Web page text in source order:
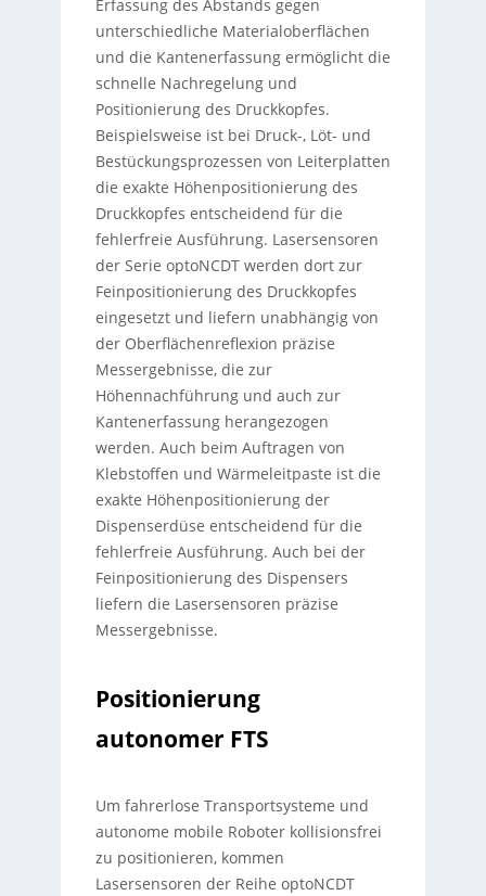
Erfassung des Abstands gegen
unterschiedliche Materialoberflächen
und die Kantenerfassung ermöglicht die
schnelle Nachregelung und
Positionierung des Druckkopfes.
Beispielsweise ist bei Druck-, Löt- und
Bestückungsprozessen von Leiterplatten
die exakte Höhenpositionierung des
Druckkopfes entscheidend für die
fehlerfreie Ausführung. Lasersensoren
der Serie optoNCDT werden dort zur
Feinpositionierung des Druckkopfes
eingesetzt und liefern unabhängig von
der Oberflächenreflexion präzise
Messergebnisse, die zur
Höhennachführung und auch zur
Kantenerfassung herangezogen
werden. Auch beim Auftragen von
Klebstoffen und Wärmeleitpaste ist die
exakte Höhenpositionierung der
Dispenserdüse entscheidend für die
fehlerfreie Ausführung. Auch bei der
Feinpositionierung des Dispensers
liefern die Lasersensoren präzise
Messergebnisse.
Positionierung
autonomer FTS
Um fahrerlose Transportsysteme und
autonome mobile Roboter kollisionsfrei
zu positionieren, kommen
Lasersensoren der Reihe optoNCDT